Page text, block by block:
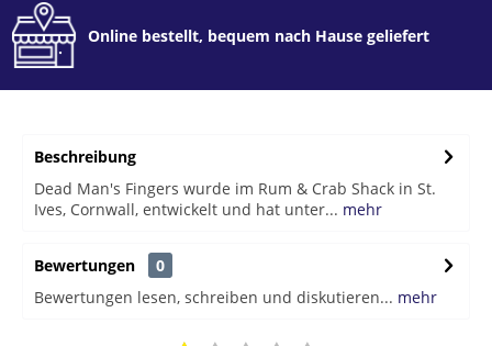
Online bestellt, bequem nach Hause geliefert
Beschreibung
Dead Man's Fingers wurde im Rum & Crab Shack in St.
Ives, Cornwall, entwickelt und hat unter... mehr
Bewertungen
0
Bewertungen lesen, schreiben und diskutieren... mehr